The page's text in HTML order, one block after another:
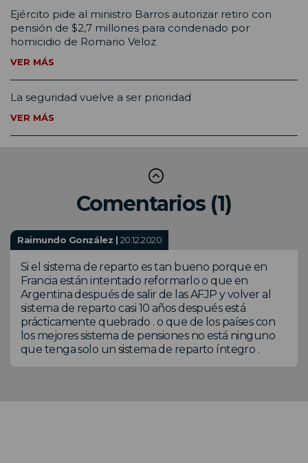
Ejército pide al ministro Barros autorizar retiro con
pensión de $2,7 millones para condenado por
homicidio de Romario Veloz
VER MÁS
La seguridad vuelve a ser prioridad
VER MÁS
Comentarios (1)
Raimundo González | 20.12.2020
Si el sistema de reparto es tan bueno porque en
Francia están intentado reformarlo o que en
Argentina después de salir de las AFJP y volver al
sistema de reparto casi 10 años después está
prácticamente quebrado . o que de los países con
los mejores sistema de pensiones no está ninguno
que tenga solo un sistema de reparto íntegro .